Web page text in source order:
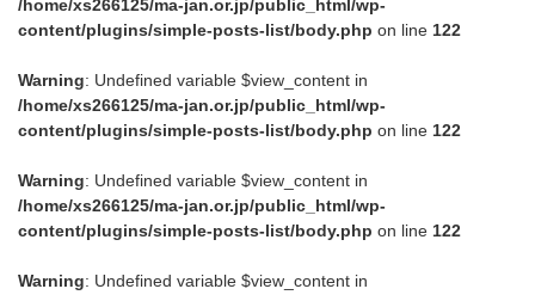
/home/xs266125/ma-jan.or.jp/public_html/wp-
content/plugins/simple-posts-list/body.php on line 122
Warning: Undefined variable $view_content in
/home/xs266125/ma-jan.or.jp/public_html/wp-
content/plugins/simple-posts-list/body.php on line 122
Warning: Undefined variable $view_content in
/home/xs266125/ma-jan.or.jp/public_html/wp-
content/plugins/simple-posts-list/body.php on line 122
Warning: Undefined variable $view_content in